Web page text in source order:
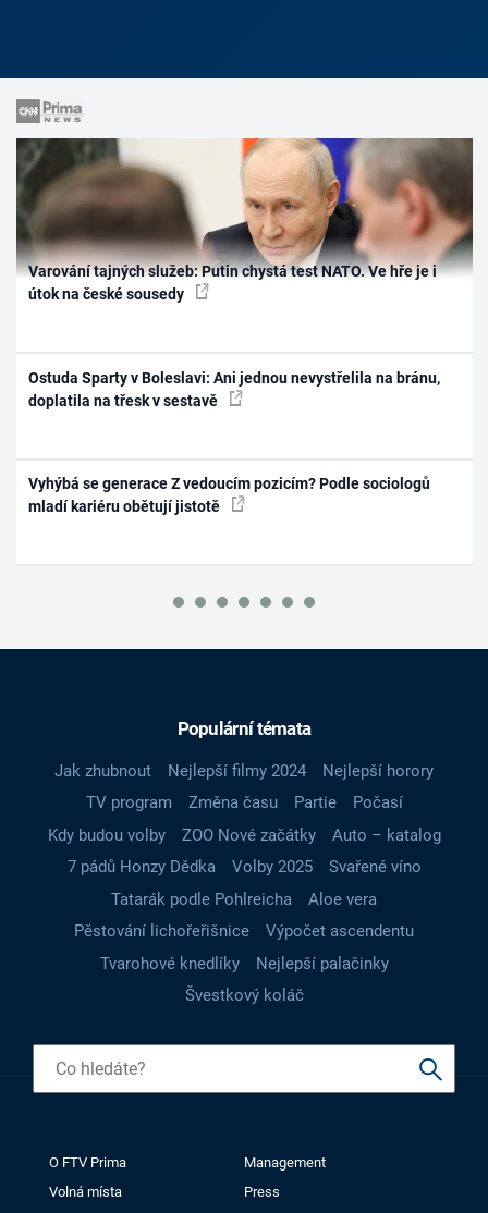
Varování tajných služeb: Putin chystá test NATO. Ve hře je i
útok na české sousedy
Ostuda Sparty v Boleslavi: Ani jednou nevystřelila na bránu,
doplatila na třesk v sestavě
Vyhýbá se generace Z vedoucím pozicím? Podle sociologů
mladí kariéru obětují jistotě
Populární témata
Jak zhubnout Nejlepší filmy 2024
Nejlepší horory
TV program
Změna času Partie
Počasí
Kdy budou volby
ZOO Nové začátky
Auto – katalog
7 pádů Honzy Dědka
Volby 2025
Svařené víno
Tatarák podle Pohlreicha
Aloe vera
Pěstování lichořeřišnice
Výpočet ascendentu
Tvarohové knedlíky
Nejlepší palačinky
Švestkový koláč
O FTV Prima
Management
Volná místa
Press